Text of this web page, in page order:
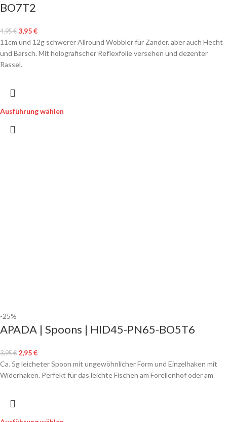
BO7T2
4,95€ 3,95€
11cm und 12g schwerer Allround Wobbler für Zander, aber auch Hecht
und Barsch. Mit holografischer Reflexfolie versehen und dezenter
Rassel.
Ausführung wählen
-25%
APADA | Spoons | HID45-PN65-BO5T6
3,95€ 2,95€
Ca. 5g leicheter Spoon mit ungewöhnlicher Form und Einzelhaken mit
Widerhaken. Perfekt für das leichte Fischen am Forellenhof oder am